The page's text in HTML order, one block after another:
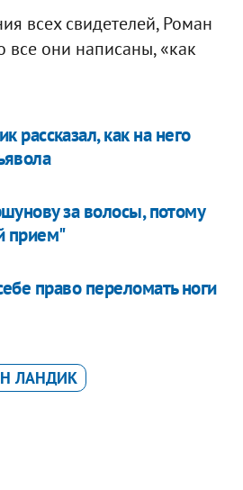
всех свидетелей, Роман
все они написаны, «как
рассказал, как на него
за волосы, потому
прием"
право переломать ноги
ЛАНДИК